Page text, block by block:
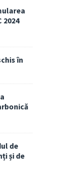
2024
în
de
și de